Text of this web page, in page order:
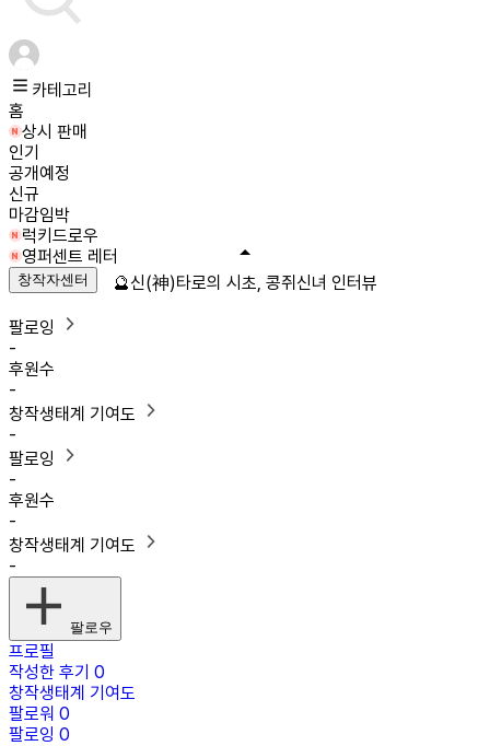
카테고리
홈
상시 판매
인기
공개예정
신규
마감임박
럭키드로우
영퍼센트 레터
창작자센터
팔로잉
-
후원수
-
창작생태계 기여도
-
팔로잉
-
후원수
-
창작생태계 기여도
-
팔로우
프로필
작성한 후기 0
창작생태계 기여도
팔로워 0
팔로잉 0
🔮신(神)타로의 시초, 콩쥐신녀 인터뷰